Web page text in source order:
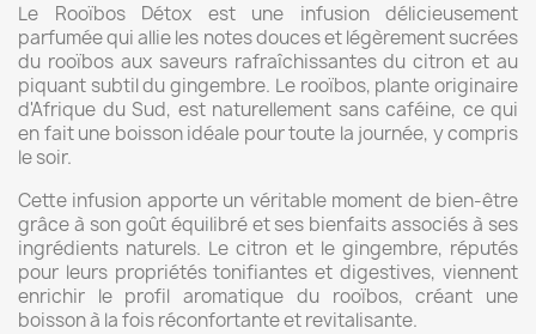
Le Rooïbos Détox est une infusion délicieusement
parfumée qui allie les notes douces et légèrement sucrées
du rooïbos aux saveurs rafraîchissantes du citron et au
piquant subtil du gingembre. Le rooïbos, plante originaire
d'Afrique du Sud, est naturellement sans caféine, ce qui
en fait une boisson idéale pour toute la journée, y compris
le soir.
Cette infusion apporte un véritable moment de bien-être
grâce à son goût équilibré et ses bienfaits associés à ses
ingrédients naturels. Le citron et le gingembre, réputés
pour leurs propriétés tonifiantes et digestives, viennent
enrichir le profil aromatique du rooïbos, créant une
boisson à la fois réconfortante et revitalisante.